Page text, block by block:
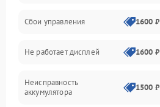
Всасывание
Засор
Привод
Сбои управления 1600 ₽
Не работает дисплей 1600 ₽
Неисправность
аккумулятора
1500 ₽